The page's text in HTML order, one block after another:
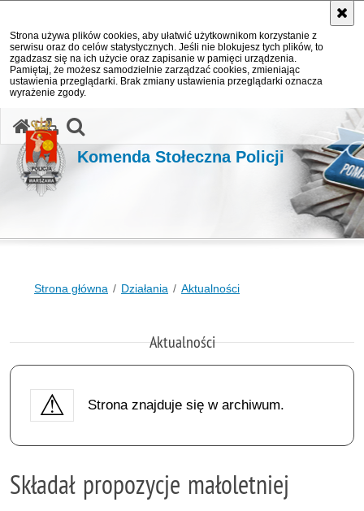
Strona używa plików cookies, aby ułatwić użytkownikom korzystanie z
serwisu oraz do celów statystycznych. Jeśli nie blokujesz tych plików, to
zgadzasz się na ich użycie oraz zapisanie w pamięci urządzenia.
Pamiętaj, że możesz samodzielnie zarządzać cookies, zmieniając
ustawienia przeglądarki. Brak zmiany ustawienia przeglądarki oznacza
wyrażenie zgody.
Komenda Stołeczna Policji
Strona główna Działania Aktualności
Aktualności
Strona znajduje się w archiwum.
Składał propozycje małoletniej